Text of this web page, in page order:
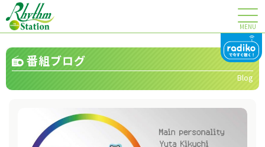
MENU
番組ブログ
Blog